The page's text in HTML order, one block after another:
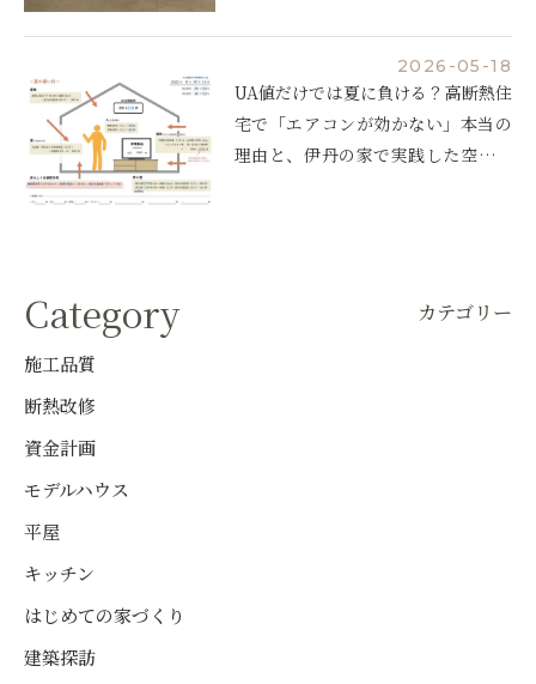
2026-05-18
UA値だけでは夏に負ける？高断熱住
宅で「エアコンが効かない」本当の
理由と、伊丹の家で実践した空調設
Category カテゴリー
施工品質
断熱改修
資金計画
モデルハウス
平屋
キッチン
はじめての家づくり
建築探訪